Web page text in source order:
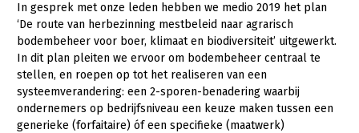
Internationaal
Sectoren
Dier
Biologische Landbouw
Plant
In gesprek met onze leden hebben we medio 2019 het plan
‘De route van herbezinning mestbeleid naar agrarisch
bodembeheer voor boer, klimaat en biodiversiteit’ uitgewerkt.
In dit plan pleiten we ervoor om bodembeheer centraal te
stellen, en roepen op tot het realiseren van een
systeemverandering: een 2-sporen-benadering waarbij
ondernemers op bedrijfsniveau een keuze maken tussen een
generieke (forfaitaire) óf een specifieke (maatwerk)